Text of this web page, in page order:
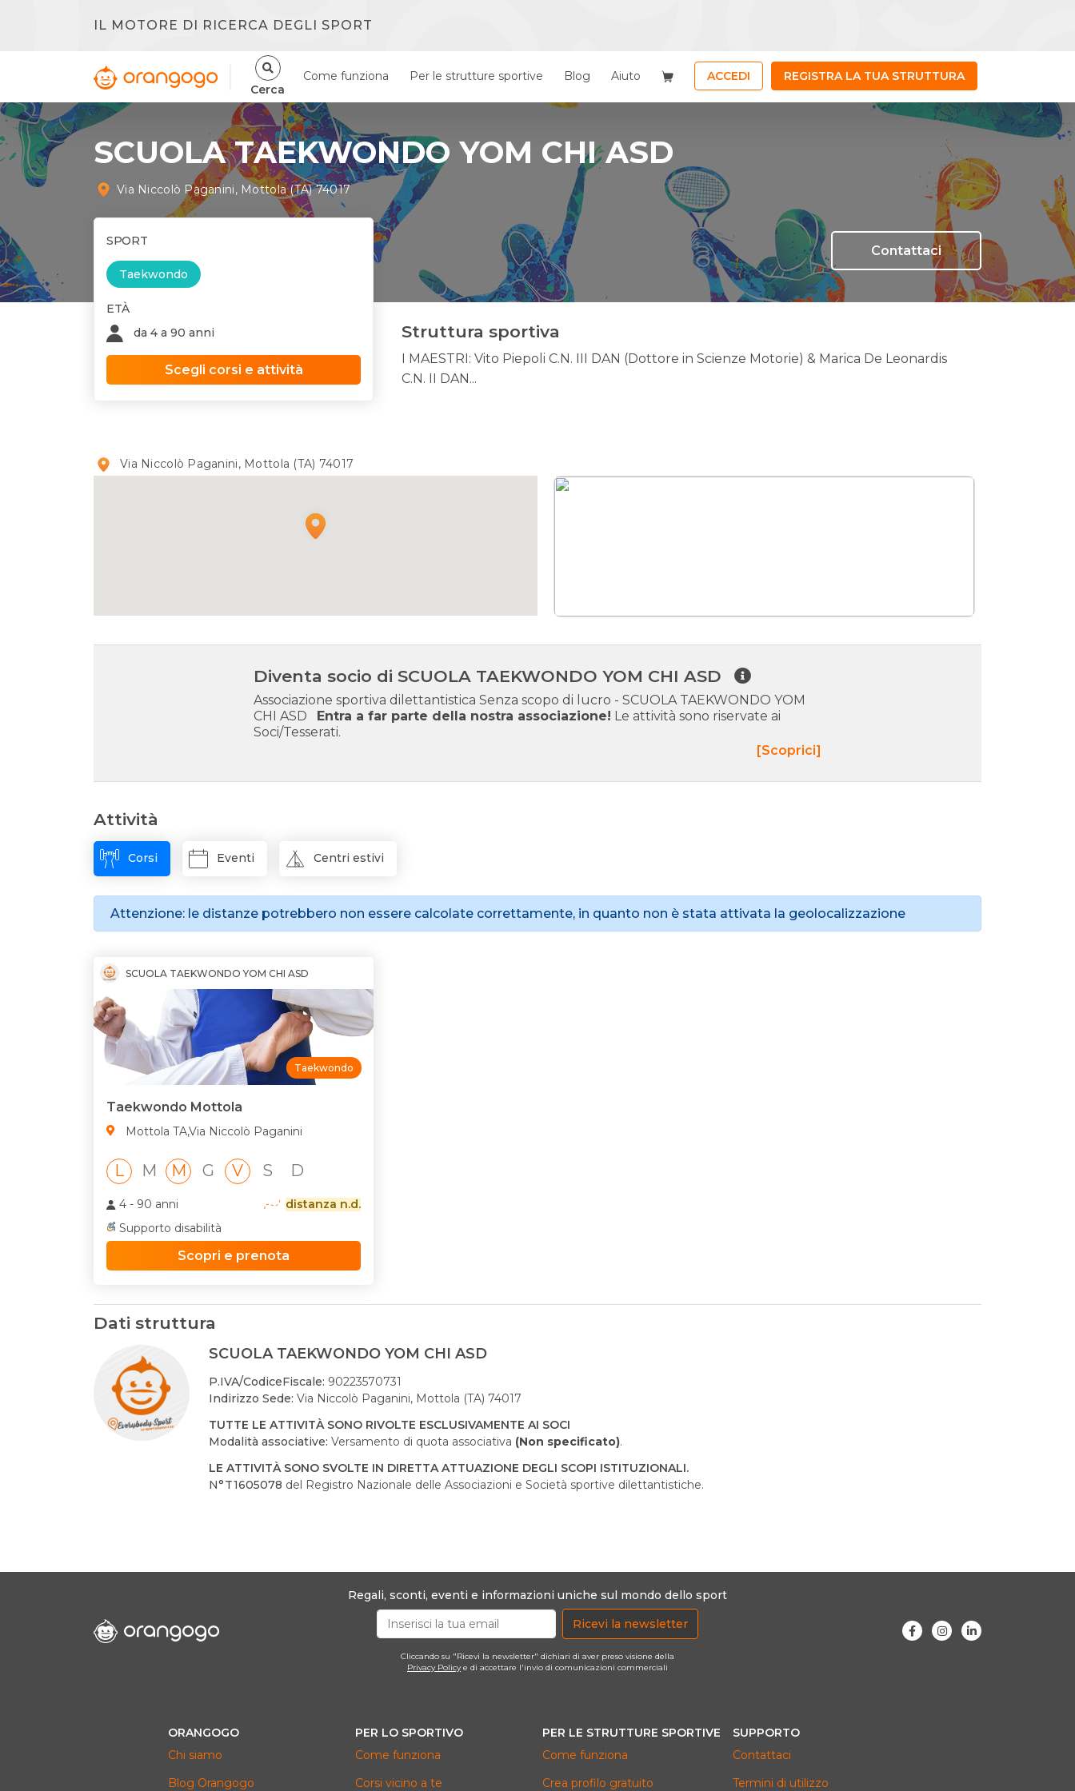
IL MOTORE DI RICERCA DEGLI SPORT
Cerca
Come funziona Per le strutture sportive Blog Aiuto ACCEDI REGISTRA LA TUA STRUTTURA
SCUOLA TAEKWONDO YOM CHI ASD
Via Niccolò Paganini, Mottola (TA) 74017
Contattaci
SPORT
Taekwondo
ETÀ
da 4 a 90 anni
Scegli corsi e attività
Struttura sportiva
I MAESTRI: Vito Piepoli C.N. III DAN (Dottore in Scienze Motorie) & Marica De Leonardis
C.N. II DAN...
Via Niccolò Paganini, Mottola (TA) 74017
Diventa socio di SCUOLA TAEKWONDO YOM CHI ASD
Associazione sportiva dilettantistica Senza scopo di lucro - SCUOLA TAEKWONDO YOM
CHI ASD
Entra a far parte della nostra associazione! Le attività sono riservate ai
Soci/Tesserati.
[Scoprici]
Attività
Corsi Eventi Centri estivi
Attenzione: le distanze potrebbero non essere calcolate correttamente, in quanto non è stata attivata la geolocalizzazione
SCUOLA TAEKWONDO YOM CHI ASD
Taekwondo
Taekwondo Mottola
Mottola TA,Via Niccolò Paganini
L M M G V S D
4 - 90 anni
distanza n.d.
Supporto disabilità
Scopri e prenota
Dati struttura
SCUOLA TAEKWONDO YOM CHI ASD
P.IVA/CodiceFiscale: 90223570731
Indirizzo Sede: Via Niccolò Paganini, Mottola (TA) 74017
TUTTE LE ATTIVITÀ SONO RIVOLTE ESCLUSIVAMENTE AI SOCI
Modalità associative: Versamento di quota associativa (Non specificato).
LE ATTIVITÀ SONO SVOLTE IN DIRETTA ATTUAZIONE DEGLI SCOPI ISTITUZIONALI.
N°T1605078 del Registro Nazionale delle Associazioni e Società sportive dilettantistiche.
Regali, sconti, eventi e informazioni uniche sul mondo dello sport
Ricevi la newsletter
Cliccando su "Ricevi la newsletter" dichiari di aver preso visione della
Privacy Policye di accettare l'invio di comunicazioni commerciali
ORANGOGO
Chi siamo
Blog Orangogo
PER LO SPORTIVO
Come funziona
Corsi vicino a te
PER LE STRUTTURE SPORTIVE
Come funziona
Crea profilo gratuito
SUPPORTO
Contattaci
Termini di utilizzo